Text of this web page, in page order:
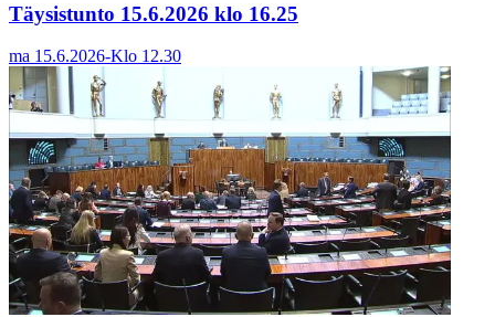
Täysistunto 15.6.2026 klo 16.25
ma 15.6.2026-Klo 12.30